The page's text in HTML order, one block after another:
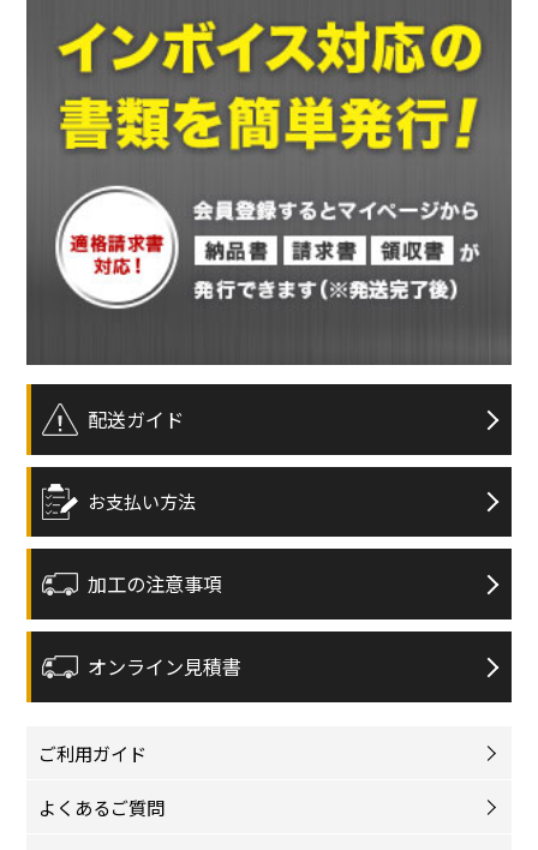
配送ガイド
お支払い方法
加工の注意事項
オンライン見積書
ご利用ガイド
よくあるご質問